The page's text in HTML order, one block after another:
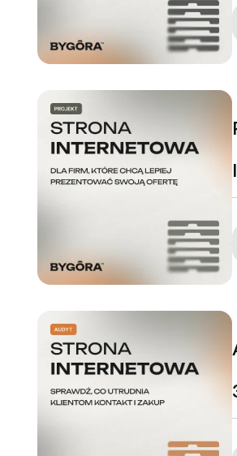
uprawnień konsumenta wynikających z
DOWIEDZ SIĘ WIĘCEJ